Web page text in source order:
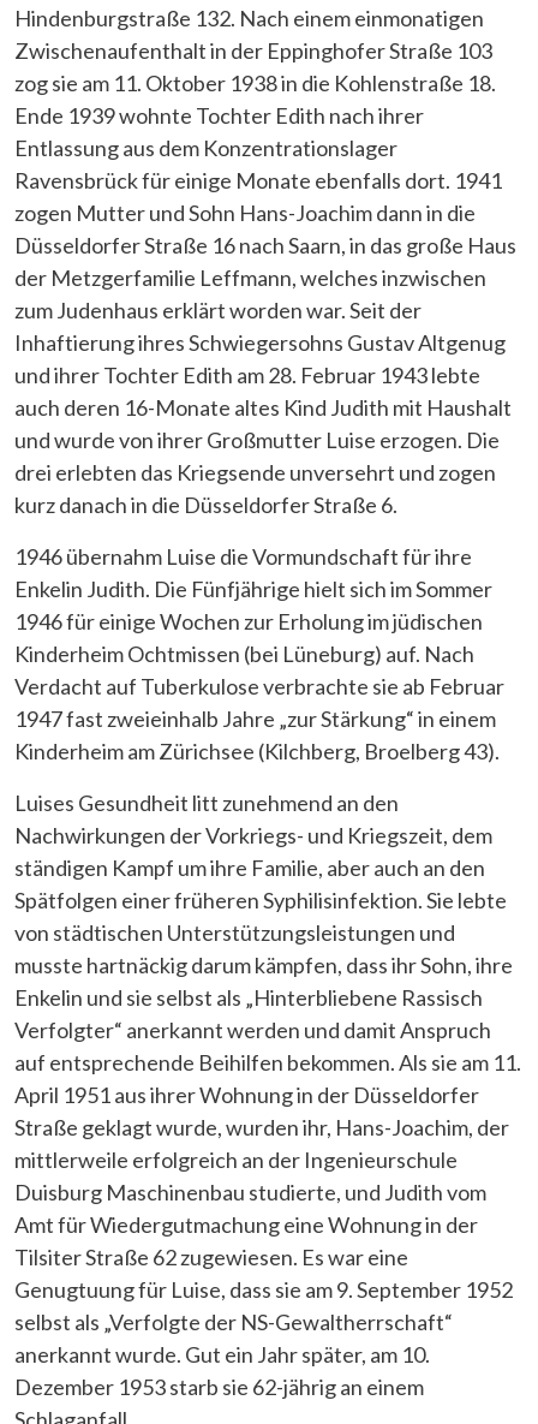
Hindenburgstraße 132. Nach einem einmonatigen
Zwischenaufenthalt in der Eppinghofer Straße 103
zog sie am 11. Oktober 1938 in die Kohlenstraße 18.
Ende 1939 wohnte Tochter Edith nach ihrer
Entlassung aus dem Konzentrationslager
Ravensbrück für einige Monate ebenfalls dort. 1941
zogen Mutter und Sohn Hans-Joachim dann in die
Düsseldorfer Straße 16 nach Saarn, in das große Haus
der Metzgerfamilie Leffmann, welches inzwischen
zum Judenhaus erklärt worden war. Seit der
Inhaftierung ihres Schwiegersohns Gustav Altgenug
und ihrer Tochter Edith am 28. Februar 1943 lebte
auch deren 16-Monate altes Kind Judith mit Haushalt
und wurde von ihrer Großmutter Luise erzogen. Die
drei erlebten das Kriegsende unversehrt und zogen
kurz danach in die Düsseldorfer Straße 6.
1946 übernahm Luise die Vormundschaft für ihre
Enkelin Judith. Die Fünfjährige hielt sich im Sommer
1946 für einige Wochen zur Erholung im jüdischen
Kinderheim Ochtmissen (bei Lüneburg) auf. Nach
Verdacht auf Tuberkulose verbrachte sie ab Februar
1947 fast zweieinhalb Jahre „zur Stärkung“ in einem
Kinderheim am Zürichsee (Kilchberg, Broelberg 43).
Luises Gesundheit litt zunehmend an den
Nachwirkungen der Vorkriegs- und Kriegszeit, dem
ständigen Kampf um ihre Familie, aber auch an den
Spätfolgen einer früheren Syphilisinfektion. Sie lebte
von städtischen Unterstützungsleistungen und
musste hartnäckig darum kämpfen, dass ihr Sohn, ihre
Enkelin und sie selbst als „Hinterbliebene Rassisch
Verfolgter“ anerkannt werden und damit Anspruch
auf entsprechende Beihilfen bekommen. Als sie am 11.
April 1951 aus ihrer Wohnung in der Düsseldorfer
Straße geklagt wurde, wurden ihr, Hans-Joachim, der
mittlerweile erfolgreich an der Ingenieurschule
Duisburg Maschinenbau studierte, und Judith vom
Amt für Wiedergutmachung eine Wohnung in der
Tilsiter Straße 62 zugewiesen. Es war eine
Genugtuung für Luise, dass sie am 9. September 1952
selbst als „Verfolgte der NS-Gewaltherrschaft“
anerkannt wurde. Gut ein Jahr später, am 10.
Dezember 1953 starb sie 62-jährig an einem